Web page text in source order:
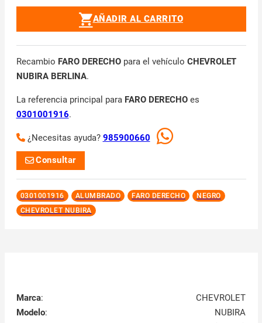
AÑADIR AL CARRITO
Recambio FARO DERECHOpara el vehículo CHEVROLET
NUBIRA BERLINA.
La referencia principal para FARO DERECHOes
0301001916.
¿Necesitas ayuda? 985900660
Consultar
0301001916 ALUMBRADO FARO DERECHO
NEGRO
CHEVROLET NUBIRA
Marca:
CHEVROLET
Modelo:
NUBIRA